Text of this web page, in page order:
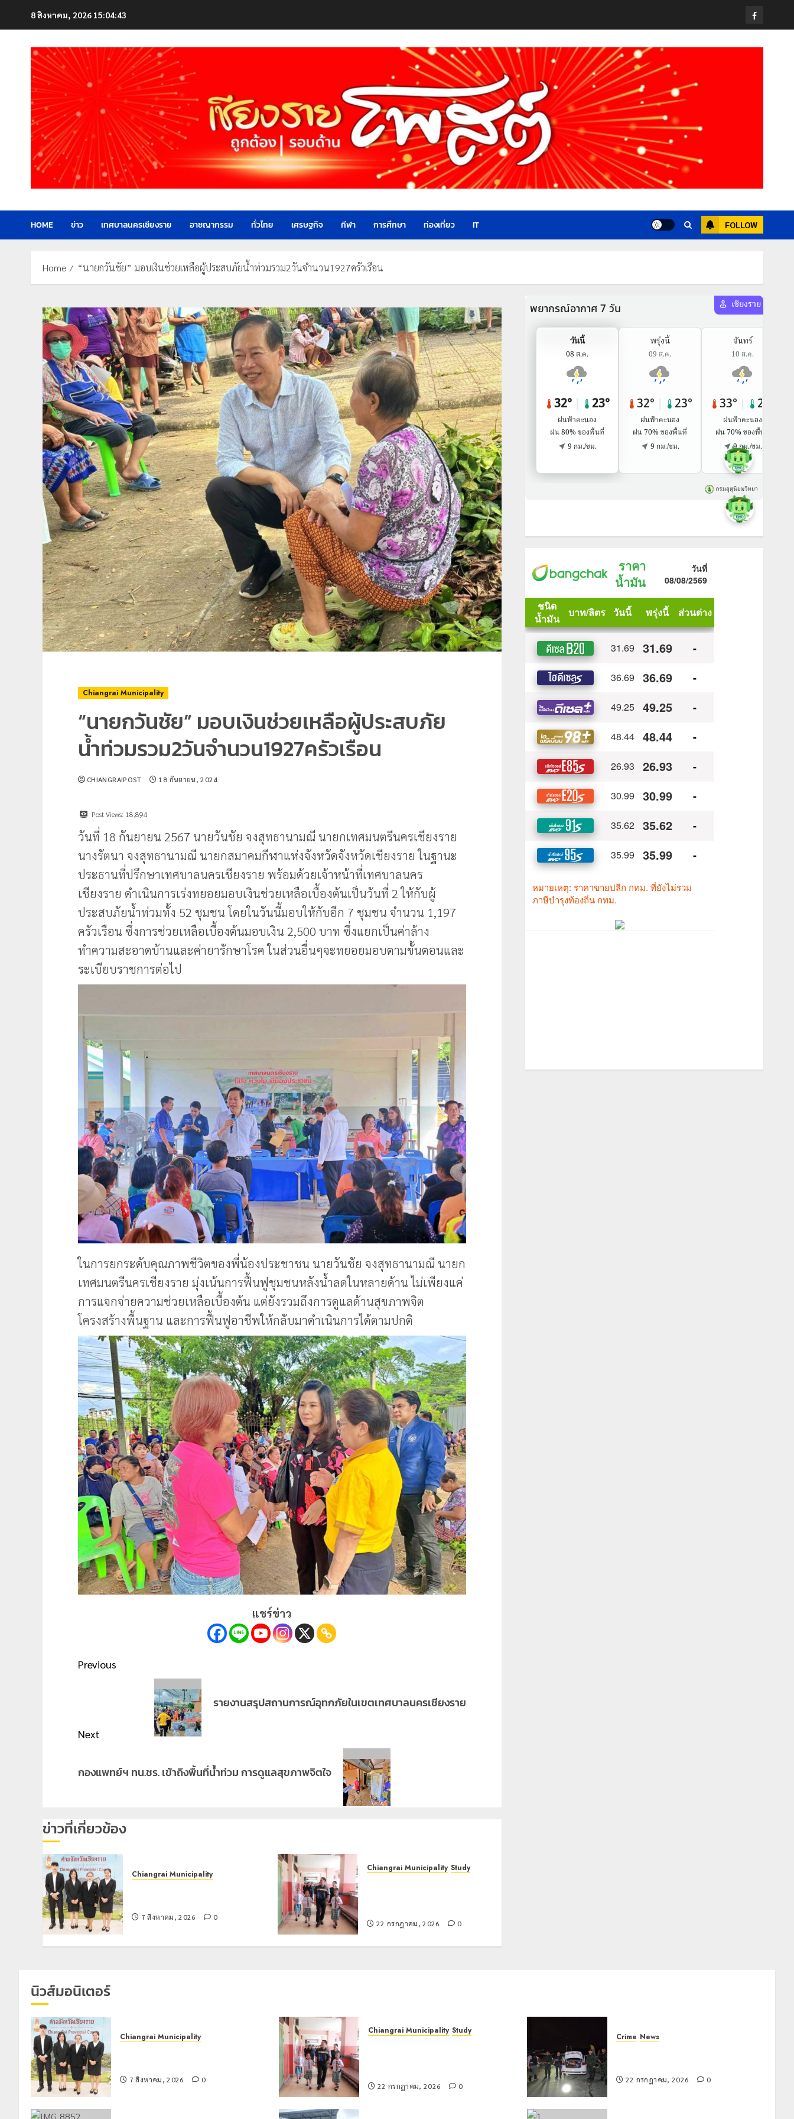
8 สิงหาคม, 2026 15:04:44 Facebook
HOME ข่าว เทศบาลนครเชียงราย อาชญากรรม ทั่วไทย เศรษฐกิจ กีฬา การศึกษา ท่องเที่ยว IT FOLLOW
Home “นายกวันชัย” มอบเงินช่วยเหลือผู้ประสบภัยน้ำท่วมรวม2วันจำนวน1927ครัวเรือน
Chiangrai Municipality
“นายกวันชัย” มอบเงินช่วยเหลือผู้ประสบภัย
น้ำท่วมรวม2วันจำนวน1927ครัวเรือน
CHIANGRAIPOST 18 กันยายน, 2024
Post Views: 18,894
วันที่ 18 กันยายน 2567 นายวันชัย จงสุทธานามณี นายกเทศมนตรีนครเชียงราย
นางรัตนา จงสุทธานามณี นายกสมาคมกีฬาแห่งจังหวัดจังหวัดเชียงราย ในฐานะ
ประธานที่ปรึกษาเทศบาลนครเชียงราย พร้อมด้วยเจ้าหน้าที่เทศบาลนคร
เชียงราย ดำเนินการเร่งทยอยมอบเงินช่วยเหลือเบื้องต้นเป็นวันที่ 2 ให้กับผู้
ประสบภัยน้ำท่วมทั้ง 52 ชุมชน โดยในวันนี้มอบให้กับอีก 7 ชุมชน จำนวน 1,197
ครัวเรือน ซึ่งการช่วยเหลือเบื้องต้นมอบเงิน 2,500 บาท ซึ่งแยกเป็นค่าล้าง
ทำความสะอาดบ้านและค่ายารักษาโรค ในส่วนอื่นๆจะทยอยมอบตามขั้นตอนและ
ระเบียบราชการต่อไป
ในการยกระดับคุณภาพชีวิตของพี่น้องประชาชน นายวันชัย จงสุทธานามณี นายก
เทศมนตรีนครเชียงราย มุ่งเน้นการฟื้นฟูชุมชนหลังน้ำลดในหลายด้าน ไม่เพียงแค่
การแจกจ่ายความช่วยเหลือเบื้องต้น แต่ยังรวมถึงการดูแลด้านสุขภาพจิต
โครงสร้างพื้นฐาน และการฟื้นฟูอาชีพให้กลับมาดำเนินการได้ตามปกติ
แชร์ข่าว
Post
navigation
Previous
รายงานสรุปสถานการณ์อุทกภัยในเขตเทศบาลนครเชียงราย
Next
post:
กองแพทย์ฯ ทน.ชร. เข้าถึงพื้นที่น้ำท่วม การดูแลสุขภาพจิตใจ
ข่าวที่เกี่ยวข้อง
Chiangrai Municipality
7 สิงหาคม, 2026 0
Chiangrai Municipality Study
22 กรกฎาคม, 2026 0
นิวส์มอนิเตอร์
Chiangrai Municipality
7 สิงหาคม, 2026 0
Chiangrai Municipality Study
22 กรกฎาคม, 2026 0
Crime News
22 กรกฎาคม, 2026 0